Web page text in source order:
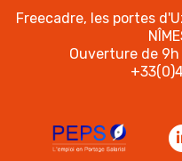
Freecadre, les portes
Ouverture de 9h